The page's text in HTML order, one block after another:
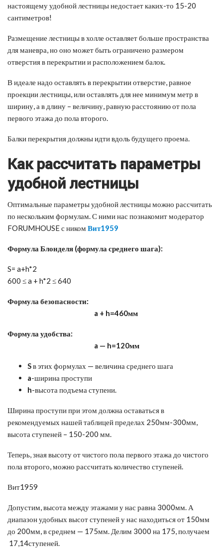
настоящему удобной лестницы недостает каких-то 15-20
сантиметров!
Размещение лестницы в холле оставляет больше пространства
для маневра, но оно может быть ограничено размером
отверстия в перекрытии и расположением балок.
В идеале надо оставлять в перекрытии отверстие, равное
проекции лестницы, или оставлять для нее минимум метр в
ширину, а в длину – величину, равную расстоянию от пола
первого этажа до пола второго.
Балки перекрытия должны идти вдоль будущего проема.
Как рассчитать параметры
удобной лестницы
Оптимальные параметры удобной лестницы можно рассчитать
по нескольким формулам. С ними нас познакомит модератор
FORUMHOUSE с ником Вит1959
Формула Блонделя (формула среднего шага):
S= a+h*2
600 ≤ a + h*2 ≤ 640
Формула безопасности:
a + h=460мм
Формула удобства:
a — h=120мм
Sв этих формулах — величина среднего шага
a-ширина проступи
h-высота подъема ступени.
Ширина проступи при этом должна оставаться в
рекомендуемых нашей таблицей пределах 250мм-300мм,
высота ступеней – 150-200 мм.
Теперь, зная высоту от чистого пола первого этажа до чистого
пола второго, можно рассчитать количество ступеней.
Вит1959
Допустим, высота между этажами у нас равна 3000мм. А
диапазон удобных высот ступеней у нас находиться от 150мм
до 200мм, в среднем — 175мм. Делим 3000 на 175, получаем
17,14ступеней.